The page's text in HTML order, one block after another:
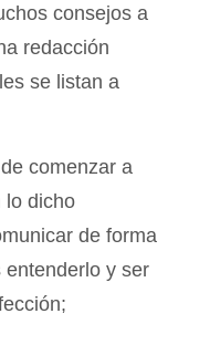
consejos a
redacción
se listan a
comenzar a
lo dicho
de forma
y ser